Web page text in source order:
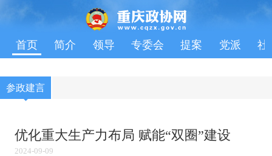
首页 简介 领导 专委会 提案 党派 社
参政建言
优化重大生产力布局 赋能“双圈”建设
2024-09-09